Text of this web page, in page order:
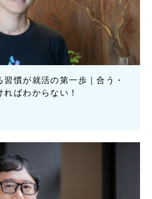
習慣が就活の第一歩｜合う・
ばわからない！